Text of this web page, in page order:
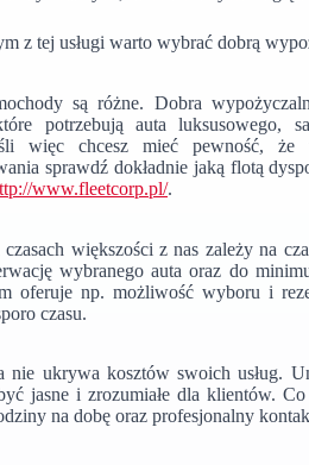
z tej usługi warto wybrać dobrą
są różne. Dobra
potrzebują auta luksusowego,
więc chcesz mieć pewność, że
sprawdź dokładnie jaką flotą
www.fleetcorp.pl/.
większości z nas zależy na
wybranego auta oraz do
oferuje np. możliwość wyboru i
czasu.
ukrywa kosztów swoich usług.
jasne i zrozumiałe dla klientów.
na dobę oraz profesjonalny